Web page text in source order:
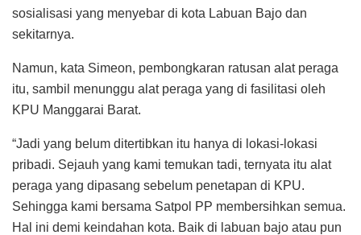
sosialisasi yang menyebar di kota Labuan Bajo dan
sekitarnya.
Namun, kata Simeon, pembongkaran ratusan alat peraga
itu, sambil menunggu alat peraga yang di fasilitasi oleh
KPU Manggarai Barat.
“Jadi yang belum ditertibkan itu hanya di lokasi-lokasi
pribadi. Sejauh yang kami temukan tadi, ternyata itu alat
peraga yang dipasang sebelum penetapan di KPU.
Sehingga kami bersama Satpol PP membersihkan semua.
Hal ini demi keindahan kota. Baik di labuan bajo atau pun